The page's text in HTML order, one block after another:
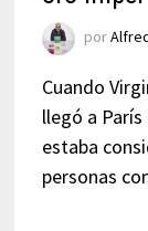
por
Cuando
llegó a
estaba
personas